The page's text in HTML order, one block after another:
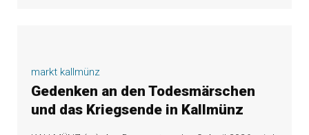
markt kallmünz
Gedenken an den Todesmärschen
und das Kriegsende in Kallmünz